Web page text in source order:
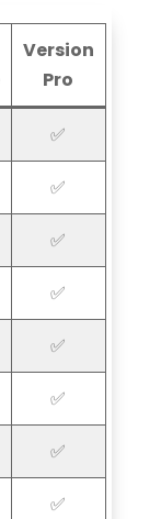
Version
Pro
✅
✅
✅
✅
✅
✅
✅
✅